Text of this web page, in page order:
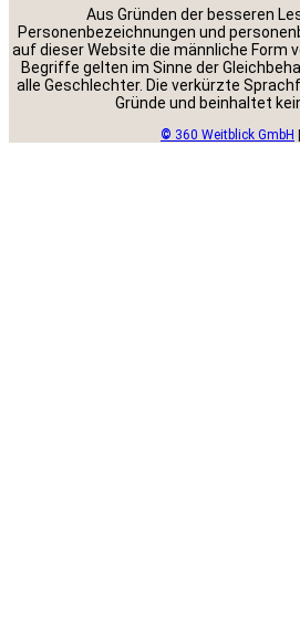
Aus Gründen der besseren
Personenbezeichnungen und
auf dieser Website die männliche Form
Begriffe gelten im Sinne der
alle Geschlechter. Die verkürzte
Gründe und beinhaltet
© 360 Weitblick GmbH